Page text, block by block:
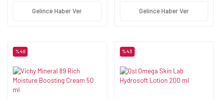
Gelince Haber Ver Gelince Haber Ver
%40 %43